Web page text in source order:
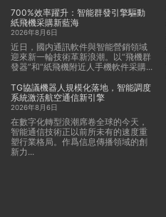
700%效率躍升：智能群發引擎驅動
紙飛機采購新藍海
2026年8月6日
近日，國内通訊軟件與智能營銷領域
迎來新一輪技術革新浪潮。以“飛機群
發器”和“紙飛機附近人手機軟件采購...
TG協議機器人規模化落地，智能調度
系統激活航空通信新引擎
2026年8月6日
在數字化轉型浪潮席卷全球的今天，
智能通信技術正以前所未有的速度重
塑行業格局。作爲信息傳播領域的創
新力...